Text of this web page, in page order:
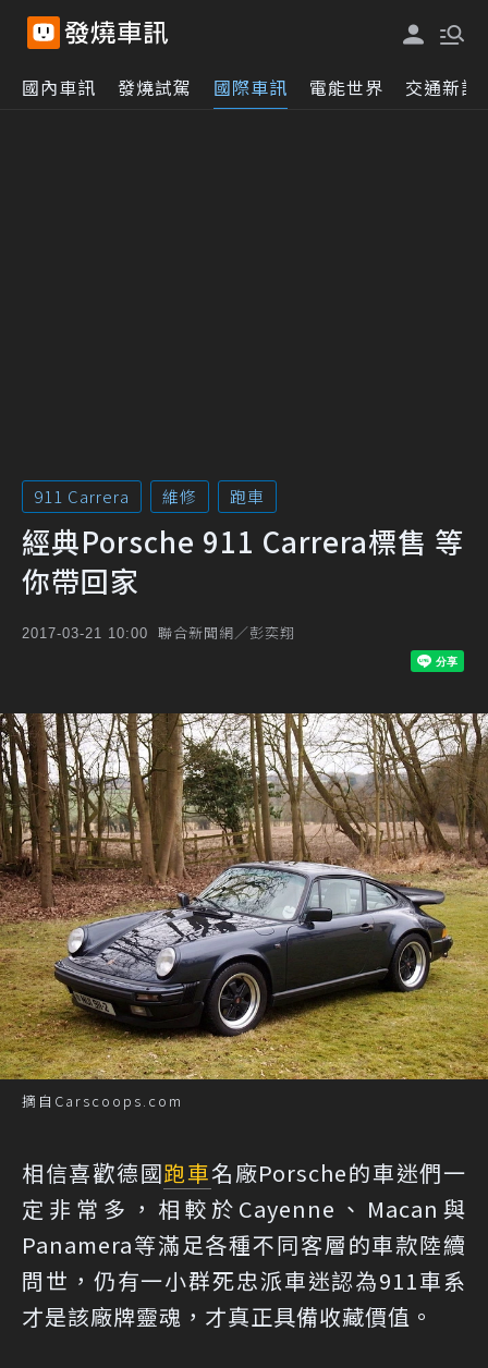
國內車訊 發燒試駕 國際車訊 電能世界 交通新訊
911 Carrera 維修 跑車
經典Porsche 911 Carrera標售 等
你帶回家
2017-03-21 10:00 聯合新聞網／彭奕翔
摘自Carscoops.com
相信喜歡德國跑車名廠Porsche的車迷們一
定非常多，相較於Cayenne、Macan與
Panamera等滿足各種不同客層的車款陸續
問世，仍有一小群死忠派車迷認為911車系
才是該廠牌靈魂，才真正具備收藏價值。